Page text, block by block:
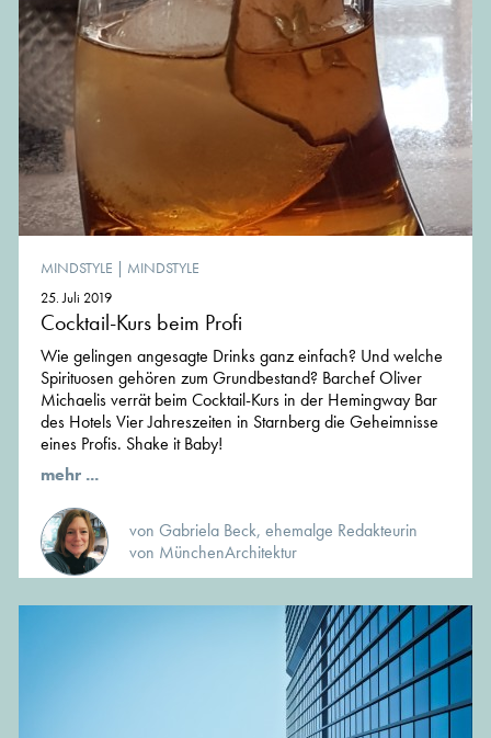
MINDSTYLE | MINDSTYLE
25. Juli 2019
Cocktail-Kurs beim Profi
Wie gelingen angesagte Drinks ganz einfach? Und welche
Spirituosen gehören zum Grundbestand? Barchef Oliver
Michaelis verrät beim Cocktail-Kurs in der Hemingway Bar
des Hotels Vier Jahreszeiten in Starnberg die Geheimnisse
eines Profis. Shake it Baby!
mehr ...
von Gabriela Beck, ehemalge Redakteurin
von MünchenArchitektur